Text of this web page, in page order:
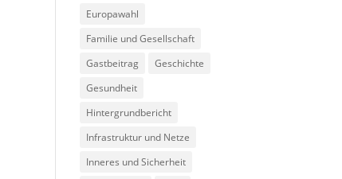
Europawahl
Familie und Gesellschaft
Gastbeitrag
Geschichte
Gesundheit
Hintergrundbericht
Infrastruktur und Netze
Inneres und Sicherheit